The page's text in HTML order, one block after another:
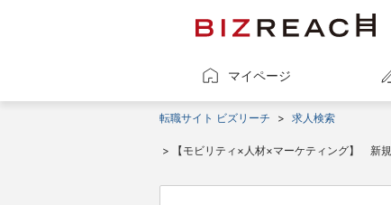
マイページ
転職サイト ビズリーチ > 求人検索
> 【モビリティ×人材×マーケティング】 新